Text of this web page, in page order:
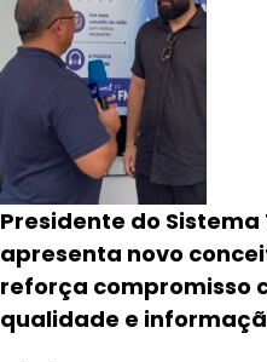
Presidente do
apresenta novo
reforça compromisso
qualidade e